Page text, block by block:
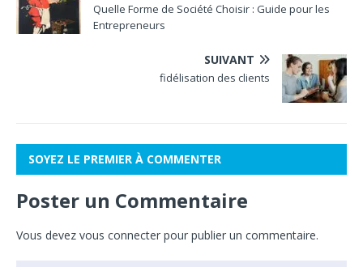
Quelle Forme de Société Choisir : Guide pour les
Entrepreneurs
SUIVANT
fidélisation des clients
SOYEZ LE PREMIER À COMMENTER
Poster un Commentaire
Vous devez vous connecter pour publier un commentaire.